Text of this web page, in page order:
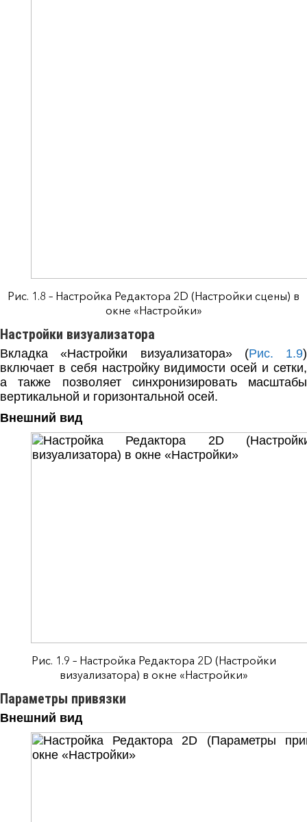
Рис. 1.8 – Настройка Редактора 2D (Настройки сцены) в
окне «Настройки»
Настройки визуализатора
Вкладка «Настройки визуализатора» (Рис. 1.9)
включает в себя настройку видимости осей и сетки,
а также позволяет синхронизировать масштабы
вертикальной и горизонтальной осей.
Внешний вид
Рис. 1.9 – Настройка Редактора 2D (Настройки
визуализатора) в окне «Настройки»
Параметры привязки
Внешний вид